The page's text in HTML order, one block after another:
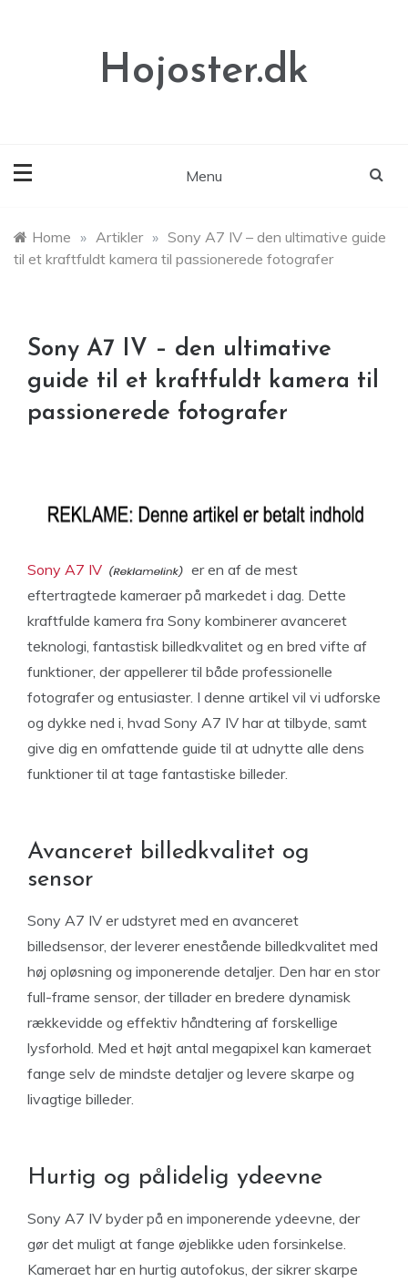
Hojoster.dk
Menu
Home » Artikler » Sony A7 IV – den ultimative guide
til et kraftfuldt kamera til passionerede fotografer
Sony A7 IV – den ultimative
guide til et kraftfuldt kamera til
passionerede fotografer
Sony A7 IV
er en af de mest
eftertragtede kameraer på markedet i dag. Dette
kraftfulde kamera fra Sony kombinerer avanceret
teknologi, fantastisk billedkvalitet og en bred vifte af
funktioner, der appellerer til både professionelle
fotografer og entusiaster. I denne artikel vil vi udforske
og dykke ned i, hvad Sony A7 IV har at tilbyde, samt
give dig en omfattende guide til at udnytte alle dens
funktioner til at tage fantastiske billeder.
Avanceret billedkvalitet og
sensor
Sony A7 IV er udstyret med en avanceret
billedsensor, der leverer enestående billedkvalitet med
høj opløsning og imponerende detaljer. Den har en stor
full-frame sensor, der tillader en bredere dynamisk
rækkevidde og effektiv håndtering af forskellige
lysforhold. Med et højt antal megapixel kan kameraet
fange selv de mindste detaljer og levere skarpe og
livagtige billeder.
Hurtig og pålidelig ydeevne
Sony A7 IV byder på en imponerende ydeevne, der
gør det muligt at fange øjeblikke uden forsinkelse.
Kameraet har en hurtig autofokus, der sikrer skarpe